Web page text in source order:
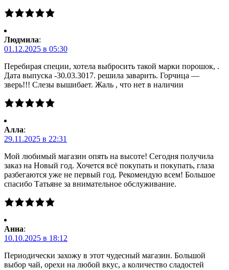
Людмила:
01.12.2025 в 05:30
Перебирая специи, хотела выбросить такой марки порошок, .
Дата выпуска -30.03.3017. решила заварить. Горчица —
зверь!!! Слезы вышибает. Жаль , что нет в наличии
Алла:
29.11.2025 в 22:31
Мой любимый магазин опять на высоте! Сегодня получила
заказ на Новый год. Хочется всё покупать и покупать, глаза
разбегаются уже не первый год. Рекомендую всем! Большое
спасибо Татьяне за внимательное обслуживание.
Анна:
10.10.2025 в 18:12
Периодически захожу в этот чудесный магазин. Большой
выбор чай, орехи на любой вкус, а количество сладостей